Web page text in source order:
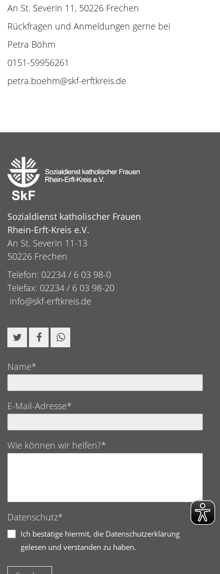
An St. Severin 11, 50226 Frechen
Rückfragen und Anmeldungen gerne bei
Petra Böhm
0151-59956261
petra.boehm@skf-erftkreis.de
Sozialdienst katholischer Frauen
Rhein-Erft-Kreis e.V.
An St. Severin 11-13
50226 Frechen
Telefon: 02234 / 6 03 98-0
Telefax: 02234 / 6 03 98-20
info@skf-erftkreis.de
Name*
E-Mail-Adresse*
Wie können wir helfen?*
Datenschutz*
Ich bestätige hiermit, die Datenschutzerklärung
gelesen und verstanden zu haben.